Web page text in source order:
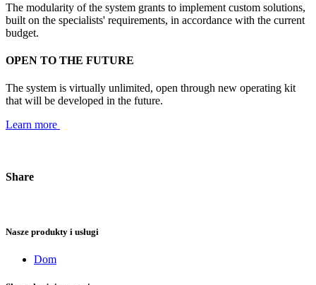
The modularity of the system grants to implement custom solutions,
built on the specialists' requirements, in accordance with the current
budget.
OPEN TO THE FUTURE
The system is virtually unlimited, open through new operating kit
that will be developed in the future.
Learn more
Share
Nasze produkty i usługi
Dom